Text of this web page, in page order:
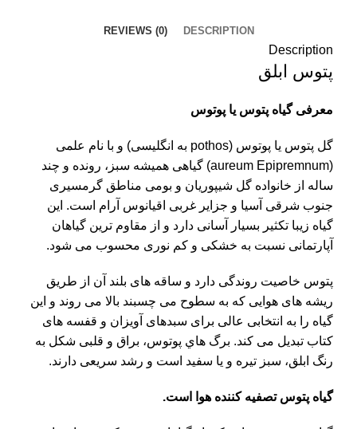
DESCRIPTION
REVIEWS (0)
Description
پتوس ابلق
معرفی گیاه پتوس یا پوتوس
گل پتوس یا پوتوس (pothos به انگلیسی) و با نام علمی
(aureum Epipremnum) گیاهی همیشه سبز، رونده و چند
ساله از خانواده گل شیپوریان و بومی مناطق گرمسیری
جنوب شرقی آسیا و جزایر غربی اقیانوس آرام است. این
گیاه زیبا تکثیر بسیار آسانی دارد و از مقاوم ترین گیاهان
آپارتمانی نسبت به خشکی و کم نوری محسوب می شود.
پتوس خاصیت روندگی دارد و ساقه های بلند آن از طریق
ریشه های هوایی که به سطوح می چسبند بالا می روند و این
گیاه را به انتخابی عالی برای سبدهای آویزان و قفسه های
کتاب تبدیل می کند. برگ هاي پوتوس، براق و قلبی شکل به
رنگ ابلق، سبز تيره و یا سفید است و رشد سریعی دارند.
گیاه پتوس تصفیه کننده هوا است.